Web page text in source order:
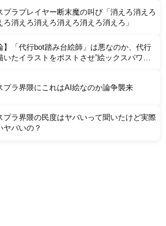
プラプレイヤー断末魔の叫び「消えろ消えろ
ろ消えろ消えろ消えろ消えろ消えろ」
】「代行bot踏み台絵師」は悪なのか、代行
いたイラストをポストさせ”絵ックスパワ
プラ界隈にこれはAI絵なのか論争襲来
プラ界隈の民度はヤバいって聞いたけど実際
ヤバいの？